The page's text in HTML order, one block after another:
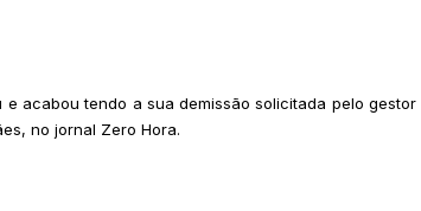
acabou tendo a sua demissão solicitada pelo gestor
no jornal Zero Hora.